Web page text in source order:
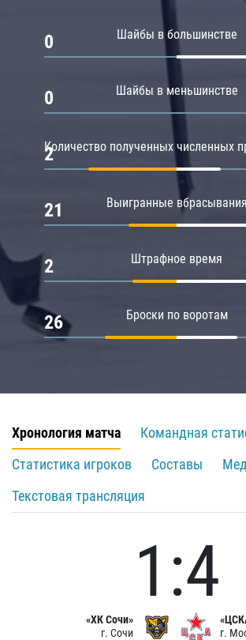
Шайбы в большинстве
0
Шайбы в меньшинстве
0
Количество полученных численных
2
Выигранные вбрасывания
21
Штрафное время
2
Броски по воротам
26
Хронология матча
Командная
Статистика игроков
Составы
Текстовая трансляция
«ХК Сочи»
г. Сочи
1:4
г.